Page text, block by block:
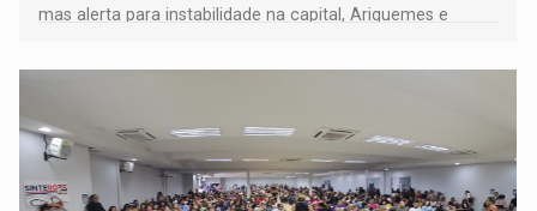
mas alerta para instabilidade na capital, Ariquemes e